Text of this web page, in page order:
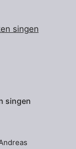
singen